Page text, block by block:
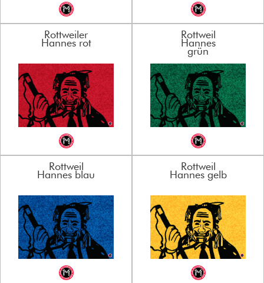
Rottweiler
Hannes rot
Rottweil
Hannes
grün
Rottweil
Hannes blau
Rottweil
Hannes gelb